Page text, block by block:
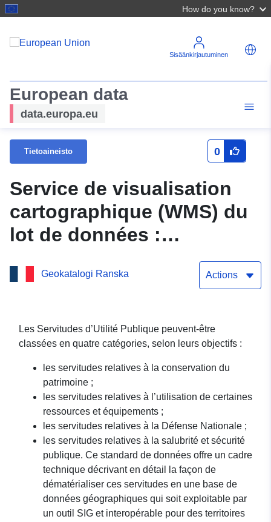
How do you know?
Sisäänkirjautuminen
European data
data.europa.eu
Tietoaineisto 0
Service de visualisation
cartographique (WMS) du
lot de données :
publique (SUP) en Corrèze
Geokatalogi Ranska Actions
Les Servitudes d’Utilité Publique peuvent-être
classées en quatre catégories, selon leurs objectifs :
les servitudes relatives à la conservation du
patrimoine ;
les servitudes relatives à l’utilisation de certaines
ressources et équipements ;
les servitudes relatives à la Défense Nationale ;
les servitudes relatives à la salubrité et sécurité
publique. Ce standard de données offre un cadre
technique décrivant en détail la façon de
dématérialiser ces servitudes en une base de
données géographiques qui soit exploitable par
un outil SIG et interopérable pour des territoires